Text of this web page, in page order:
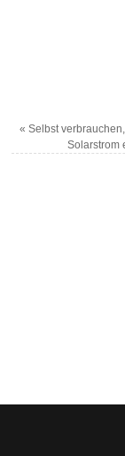
« Selbst
Solarstrom